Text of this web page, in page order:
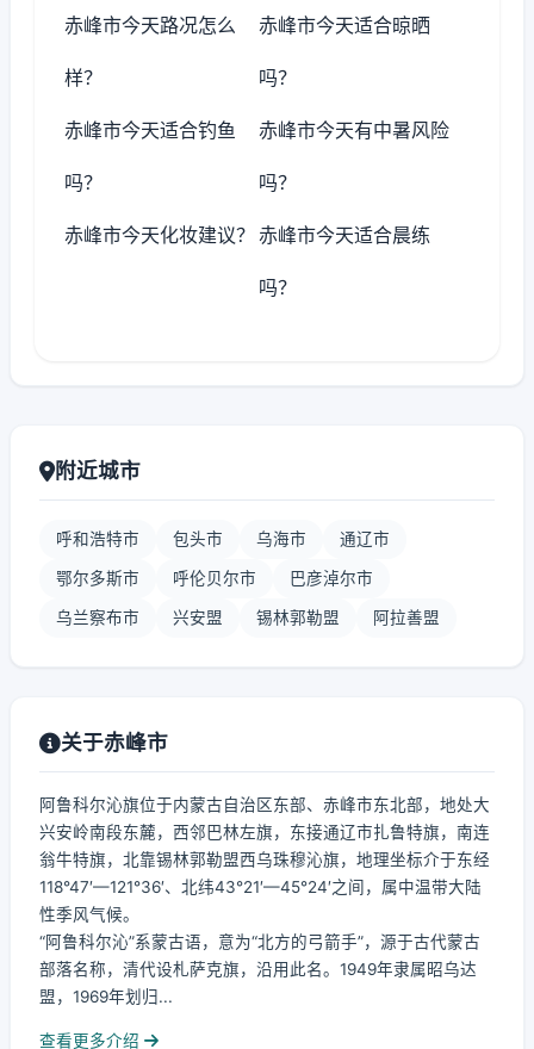
赤峰市今天路况怎么
样？
赤峰市今天适合晾晒
吗？
赤峰市今天适合钓鱼
吗？
赤峰市今天有中暑风险
吗？
赤峰市今天化妆建议？ 赤峰市今天适合晨练
吗？
附近城市
呼和浩特市 包头市 乌海市 通辽市
鄂尔多斯市 呼伦贝尔市 巴彦淖尔市
乌兰察布市 兴安盟 锡林郭勒盟 阿拉善盟
关于赤峰市
阿鲁科尔沁旗位于内蒙古自治区东部、赤峰市东北部，地处大
兴安岭南段东麓，西邻巴林左旗，东接通辽市扎鲁特旗，南连
翁牛特旗，北靠锡林郭勒盟西乌珠穆沁旗，地理坐标介于东经
118°47′—121°36′、北纬43°21′—45°24′之间，属中温带大陆
性季风气候。
“阿鲁科尔沁”系蒙古语，意为“北方的弓箭手”，源于古代蒙古
部落名称，清代设札萨克旗，沿用此名。1949年隶属昭乌达
盟，1969年划归...
查看更多介绍